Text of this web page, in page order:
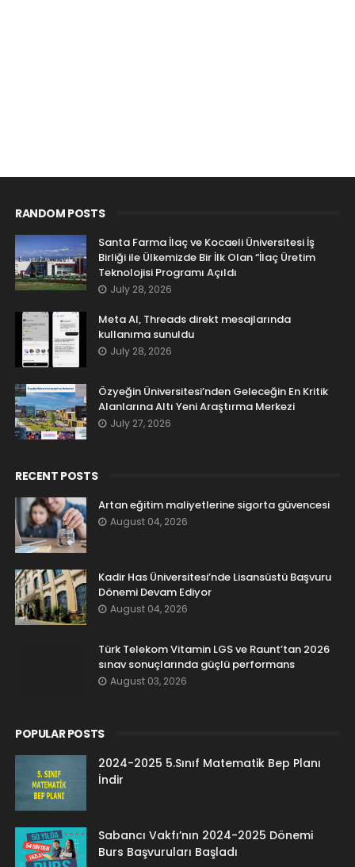
RANDOM POSTS
Santa Farma İlaç ve Kocaeli Üniversitesi İş
Birliği ile Ülkemizde Bir İlk Olan “İlaç Üretim
Teknolojisi Programı Açıldı
July 28, 2026
Meta AI, Threads direkt mesajlarında
kullanıma sunuldu
July 28, 2026
Özyeğin Üniversitesi’nden Geleceğin En Kritik
Alanlarına Altı Yeni Araştırma Merkezi
July 27, 2026
RECENT POSTS
Artan eğitim maliyetlerine sigorta güvencesi
August 04, 2026
Kadir Has Üniversitesi’nde Lisansüstü Başvuru
Dönemi Devam Ediyor
August 04, 2026
Türk Telekom Vitamin LGS ve Raunt’tan 2026
sınav sonuçlarında güçlü performans
August 03, 2026
POPULAR POSTS
2024-2025 5.Sınıf Matematik Bep Planı
İndir
Sabancı Vakfı’nın 2024-2025 Dönemi
Burs Başvuruları Başladı